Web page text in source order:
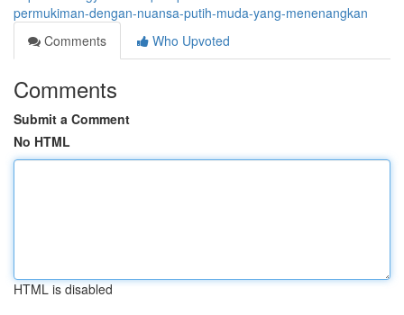
permukiman-dengan-nuansa-putih-muda-yang-menenangkan
Comments
Who Upvoted
Comments
Submit a Comment
No HTML
HTML is disabled